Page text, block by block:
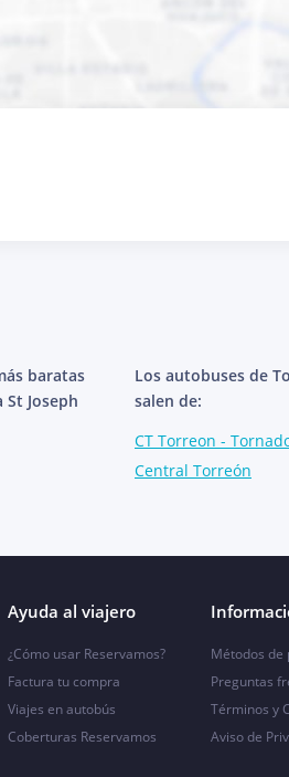
baratas
Joseph
Los autobuses de
salen de:
CT Torreon -
Central Torreón
Ayuda al viajero
¿Cómo usar Reservamos?
Factura tu compra
Viajes en autobús
Coberturas Reservamos
Métodos de
Preguntas
Términos y
Aviso de